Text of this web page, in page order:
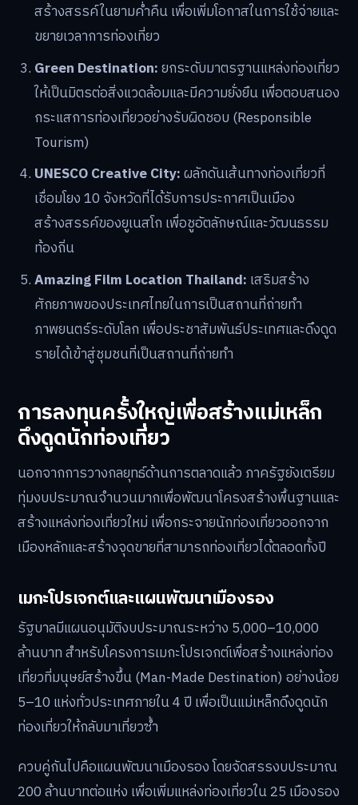
สร้างสรรค์ในยามค่ำคืน เพื่อเพิ่มโอกาสในการใช้จ่ายและ
ขยายเวลาการท่องเที่ยว
Green Destination:ยกระดับมาตรฐานแหล่งท่องเที่ยว
ให้เป็นมิตรต่อสิ่งแวดล้อมและมีความยั่งยืน เพื่อตอบสนอง
กระแสการท่องเที่ยวอย่างรับผิดชอบ (Responsible
Tourism)
UNESCO Creative City:ผลักดันเส้นทางท่องเที่ยวที่
เชื่อมโยง 10 จังหวัดที่ได้รับการประกาศเป็นเมือง
สร้างสรรค์ของยูเนสโก เพื่อชูอัตลักษณ์และวัฒนธรรม
ท้องถิ่น
Amazing Film Location Thailand: เสริมสร้าง
ศักยภาพของประเทศไทยในการเป็นสถานที่ถ่ายทำ
ภาพยนตร์ระดับโลก เพื่อประชาสัมพันธ์ประเทศและดึงดูด
รายได้เข้าสู่ชุมชนที่เป็นสถานที่ถ่ายทำ
การลงทุนครั้งใหญ่เพื่อสร้างแม่เหล็ก
ดึงดูดนักท่องเที่ยว
นอกจากการวางกลยุทธ์ด้านการตลาดแล้ว ภาครัฐยังเตรียม
ทุ่มงบประมาณจำนวนมากเพื่อพัฒนาโครงสร้างพื้นฐานและ
สร้างแหล่งท่องเที่ยวใหม่ เพื่อกระจายนักท่องเที่ยวออกจาก
เมืองหลักและสร้างจุดขายที่สามารถท่องเที่ยวได้ตลอดทั้งปี
เมกะโปรเจกต์และแผนพัฒนาเมืองรอง
รัฐบาลมีแผนอนุมัติงบประมาณระหว่าง 5,000–10,000
ล้านบาท สำหรับโครงการเมกะโปรเจกต์เพื่อสร้างแหล่งท่อง
เที่ยวที่มนุษย์สร้างขึ้น (Man-Made Destination) อย่างน้อย
5–10 แห่งทั่วประเทศภายใน 4 ปี เพื่อเป็นแม่เหล็กดึงดูดนัก
ท่องเที่ยวให้กลับมาเที่ยวซ้ำ
ควบคู่กันไปคือแผนพัฒนาเมืองรอง โดยจัดสรรงบประมาณ
200 ล้านบาทต่อแห่ง เพื่อเพิ่มแหล่งท่องเที่ยวใน 25 เมืองรอง